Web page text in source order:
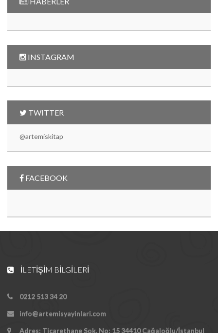
INSTAGRAM
TWITTER
@artemiskitap
FACEBOOK
İLETIŞIM BILGILERI
0212 513 34 20
info@artemisyayinlari.com
Adres: Ticarethane Sok. No: 15 34410 Cağaloğlu/İstanbul